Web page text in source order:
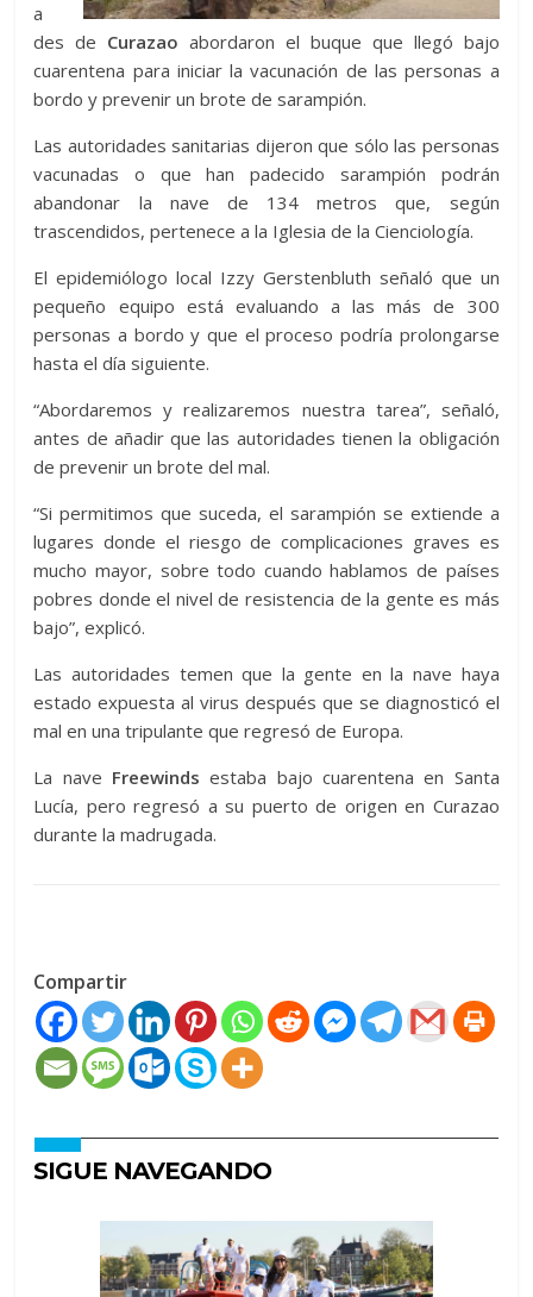
a
des de Curazao abordaron el buque que llegó bajo
cuarentena para iniciar la vacunación de las personas a
bordo y prevenir un brote de sarampión.
Las autoridades sanitarias dijeron que sólo las personas
vacunadas o que han padecido sarampión podrán
abandonar la nave de 134 metros que, según
trascendidos, pertenece a la Iglesia de la Cienciología.
El epidemiólogo local Izzy Gerstenbluth señaló que un
pequeño equipo está evaluando a las más de 300
personas a bordo y que el proceso podría prolongarse
hasta el día siguiente.
“Abordaremos y realizaremos nuestra tarea”, señaló,
antes de añadir que las autoridades tienen la obligación
de prevenir un brote del mal.
“Si permitimos que suceda, el sarampión se extiende a
lugares donde el riesgo de complicaciones graves es
mucho mayor, sobre todo cuando hablamos de países
pobres donde el nivel de resistencia de la gente es más
bajo”, explicó.
Las autoridades temen que la gente en la nave haya
estado expuesta al virus después que se diagnosticó el
mal en una tripulante que regresó de Europa.
La nave Freewinds estaba bajo cuarentena en Santa
Lucía, pero regresó a su puerto de origen en Curazao
durante la madrugada.
Compartir
SIGUE NAVEGANDO